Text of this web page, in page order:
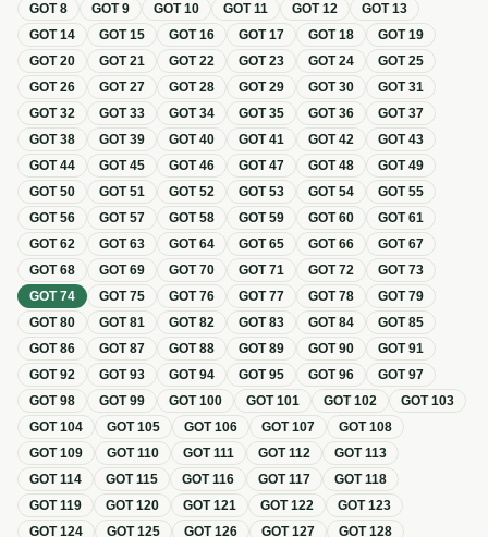
GOT8 GOT9 GOT10 GOT11 GOT12 GOT13
GOT14 GOT15 GOT16 GOT17 GOT18 GOT19
GOT20 GOT21 GOT22 GOT23 GOT24 GOT25
GOT26 GOT27 GOT28 GOT29 GOT30 GOT31
GOT32 GOT33 GOT34 GOT35 GOT36 GOT37
GOT38 GOT39 GOT40 GOT41 GOT42 GOT43
GOT44 GOT45 GOT46 GOT47 GOT48 GOT49
GOT50 GOT51 GOT52 GOT53 GOT54 GOT55
GOT56 GOT57 GOT58 GOT59 GOT60 GOT61
GOT62 GOT63 GOT64 GOT65 GOT66 GOT67
GOT68 GOT69 GOT70 GOT71 GOT72 GOT73
GOT74 GOT75 GOT76 GOT77 GOT78 GOT79
GOT80 GOT81 GOT82 GOT83 GOT84 GOT85
GOT86 GOT87 GOT88 GOT89 GOT90 GOT91
GOT92 GOT93 GOT94 GOT95 GOT96 GOT97
GOT98 GOT99 GOT100 GOT101 GOT102 GOT103
GOT104 GOT105 GOT106 GOT107 GOT108
GOT109 GOT110 GOT111 GOT112 GOT113
GOT114 GOT115 GOT116 GOT117 GOT118
GOT119 GOT120 GOT121 GOT122 GOT123
GOT124 GOT125 GOT126 GOT127 GOT128